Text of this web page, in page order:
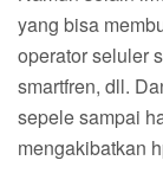
yang bisa
operator seluler
smartfren, dll.
sepele sampai
mengakibatkan